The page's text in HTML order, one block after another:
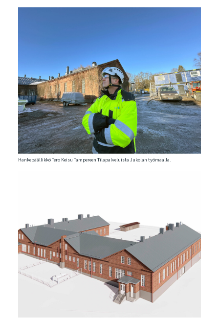
Hankepäällikkö Tero Keisu Tampereen Tilapalveluista Jukolan työmaalla.